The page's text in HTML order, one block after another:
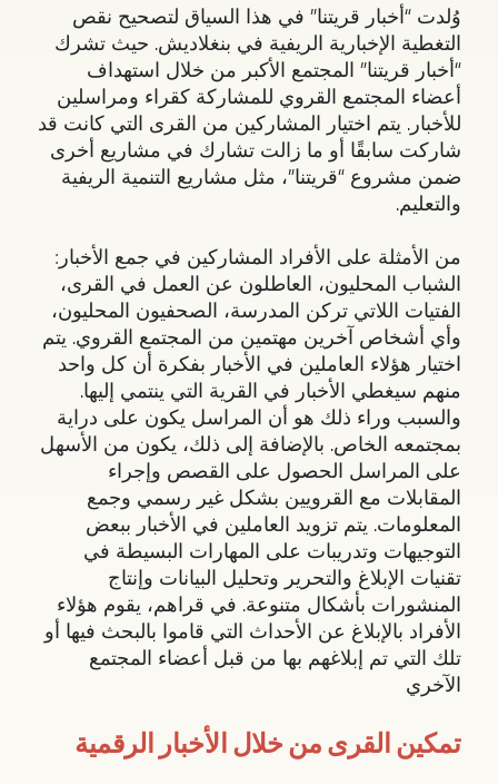
وُلدت “أخبار قريتنا” في هذا السياق لتصحيح نقص
التغطية الإخبارية الريفية في بنغلاديش. حيث تشرك
“أخبار قريتنا” المجتمع الأكبر من خلال استهداف
أعضاء المجتمع القروي للمشاركة كقراء ومراسلين
للأخبار. يتم اختيار المشاركين من القرى التي كانت قد
شاركت سابقًا أو ما زالت تشارك في مشاريع أخرى
ضمن مشروع “قريتنا”، مثل مشاريع التنمية الريفية
والتعليم.
من الأمثلة على الأفراد المشاركين في جمع الأخبار:
الشباب المحليون، العاطلون عن العمل في القرى،
الفتيات اللاتي تركن المدرسة، الصحفيون المحليون،
وأي أشخاص آخرين مهتمين من المجتمع القروي. يتم
اختيار هؤلاء العاملين في الأخبار بفكرة أن كل واحد
منهم سيغطي الأخبار في القرية التي ينتمي إليها.
والسبب وراء ذلك هو أن المراسل يكون على دراية
بمجتمعه الخاص. بالإضافة إلى ذلك، يكون من الأسهل
على المراسل الحصول على القصص وإجراء
المقابلات مع القرويين بشكل غير رسمي وجمع
المعلومات. يتم تزويد العاملين في الأخبار ببعض
التوجيهات وتدريبات على المهارات البسيطة في
تقنيات الإبلاغ والتحرير وتحليل البيانات وإنتاج
المنشورات بأشكال متنوعة. في قراهم، يقوم هؤلاء
الأفراد بالإبلاغ عن الأحداث التي قاموا بالبحث فيها أو
تلك التي تم إبلاغهم بها من قبل أعضاء المجتمع
الآخري
تمكين القرى من خلال الأخبار الرقمية